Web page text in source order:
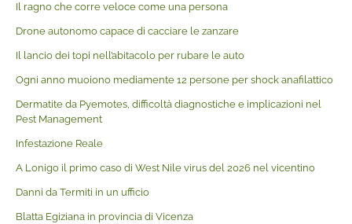
Il ragno che corre veloce come una persona
Drone autonomo capace di cacciare le zanzare
Il lancio dei topi nell’abitacolo per rubare le auto
Ogni anno muoiono mediamente 12 persone per shock anafilattico
Dermatite da Pyemotes, difficoltà diagnostiche e implicazioni nel
Pest Management
Infestazione Reale
A Lonigo il primo caso di West Nile virus del 2026 nel vicentino
Danni da Termiti in un ufficio
Blatta Egiziana in provincia di Vicenza